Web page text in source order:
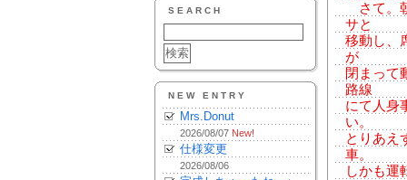
SEARCH
NEW ENTRY
Mrs.Donut
2026/08/07 New!
仕様変更
2026/08/06
さて。
サと
移動し、
が
閉まって
路線
にて人身
い。
とりあえ
車。
しかも運